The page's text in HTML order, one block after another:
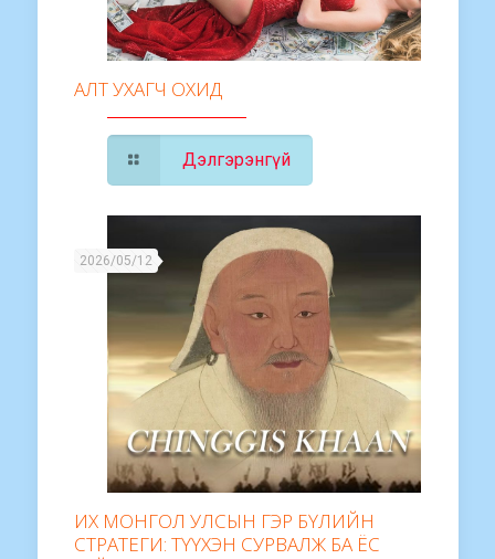
АЛТ УХАГЧ ОХИД
Дэлгэрэнгүй
2026/05/12
ИХ МОНГОЛ УЛСЫН ГЭР БҮЛИЙН
СТРАТЕГИ: ТҮҮХЭН СУРВАЛЖ БА ЁС